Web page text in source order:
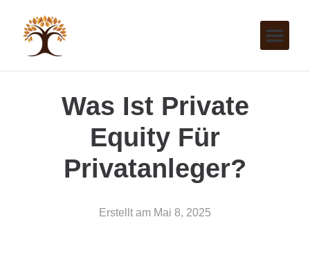
Was Ist Private
Equity Für
Privatanleger?
Erstellt am Mai 8, 2025